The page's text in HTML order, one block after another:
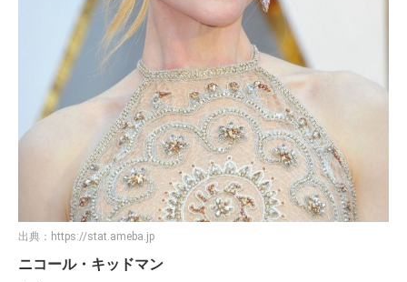
出典： https://stat.ameba.jp
ニコール・キッドマン